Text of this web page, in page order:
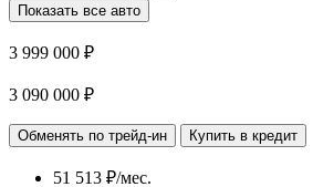
Показать все авто
3 999 000 ₽
3 090 000 ₽
Обменять по трейд-ин Купить в кредит
51 513 ₽/мес.